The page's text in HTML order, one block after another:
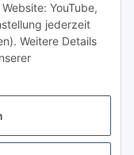
YouTube,
jederzeit
Weitere Details